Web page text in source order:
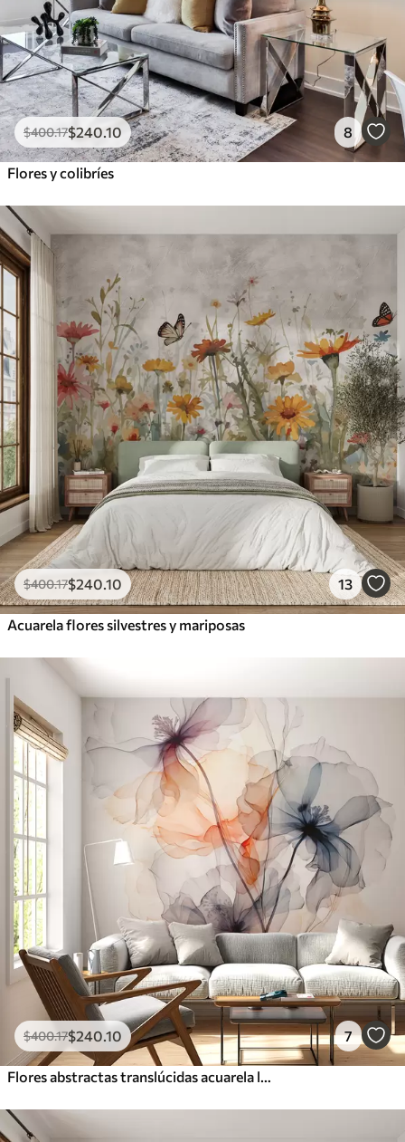
$400.17$240 .10 8
Flores y colibríes
$400.17$240 .10 13
Acuarela flores silvestres y mariposas
$400.17$240 .10 7